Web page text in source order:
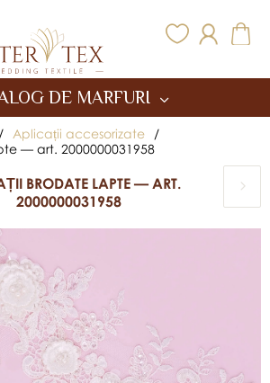
DE MARFURI
/ Aplicații accesorizate
/
— art. 2000000031958
BRODATE LAPTE — ART.
2000000031958